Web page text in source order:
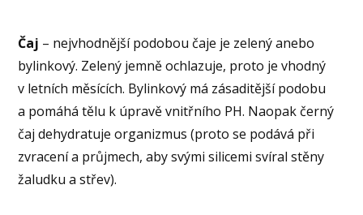
Čaj – nejvhodnější podobou čaje je zelený anebo
bylinkový. Zelený jemně ochlazuje, proto je vhodný
v letních měsících. Bylinkový má zásaditější podobu
a pomáhá tělu k úpravě vnitřního PH. Naopak černý
čaj dehydratuje organizmus (proto se podává při
zvracení a průjmech, aby svými silicemi svíral stěny
žaludku a střev).